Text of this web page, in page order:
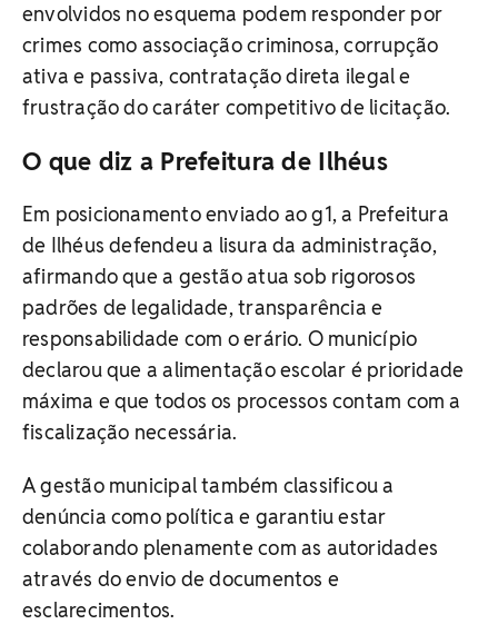
envolvidos no esquema podem responder por
crimes como associação criminosa, corrupção
ativa e passiva, contratação direta ilegal e
frustração do caráter competitivo de licitação.
O que diz a Prefeitura de Ilhéus
Em posicionamento enviado ao g1, a Prefeitura
de Ilhéus defendeu a lisura da administração,
afirmando que a gestão atua sob rigorosos
padrões de legalidade, transparência e
responsabilidade com o erário. O município
declarou que a alimentação escolar é prioridade
máxima e que todos os processos contam com a
fiscalização necessária.
A gestão municipal também classificou a
denúncia como política e garantiu estar
colaborando plenamente com as autoridades
através do envio de documentos e
esclarecimentos.